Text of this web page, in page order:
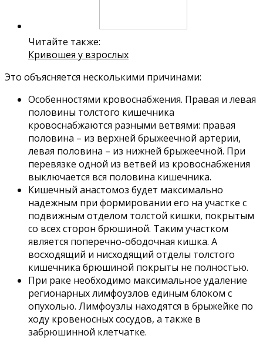
Читайте также:
Кривошея у взрослых
Это объясняется несколькими причинами:
Особенностями кровоснабжения. Правая и левая
половины толстого кишечника
кровоснабжаются разными ветвями: правая
половина – из верхней брыжеечной артерии,
левая половина – из нижней брыжеечной. При
перевязке одной из ветвей из кровоснабжения
выключается вся половина кишечника.
Кишечный анастомоз будет максимально
надежным при формировании его на участке с
подвижным отделом толстой кишки, покрытым
со всех сторон брюшиной. Таким участком
является поперечно-ободочная кишка. А
восходящий и нисходящий отделы толстого
кишечника брюшиной покрыты не полностью.
При раке необходимо максимальное удаление
регионарных лимфоузлов единым блоком с
опухолью. Лимфоузлы находятся в брыжейке по
ходу кровеносных сосудов, а также в
забрюшинной клетчатке.